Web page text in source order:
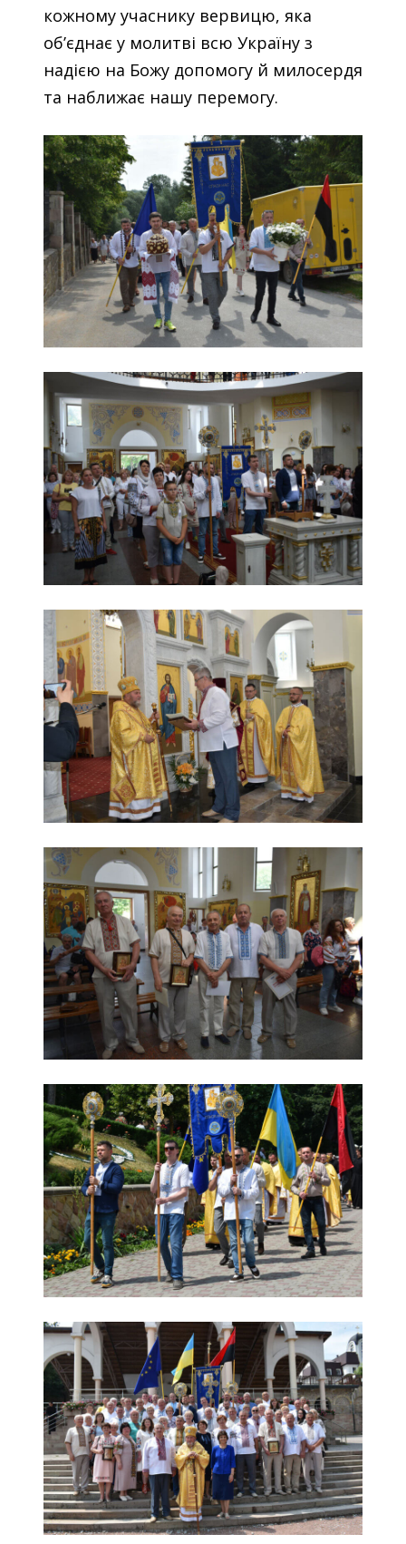
кожному учаснику вервицю, яка
об’єднає у молитві всю Україну з
надією на Божу допомогу й милосердя
та наближає нашу перемогу.